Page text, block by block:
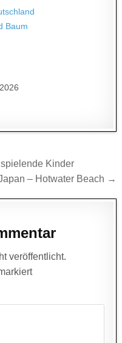
Baum
Kinder
– Hotwater Beach →
veröffentlicht.